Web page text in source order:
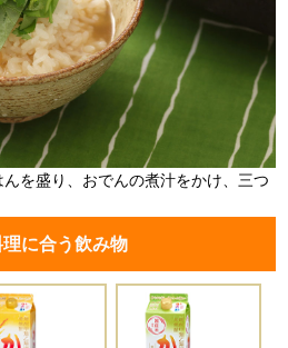
を盛り、おでんの煮汁をかけ、三つ
理に合う飲み物